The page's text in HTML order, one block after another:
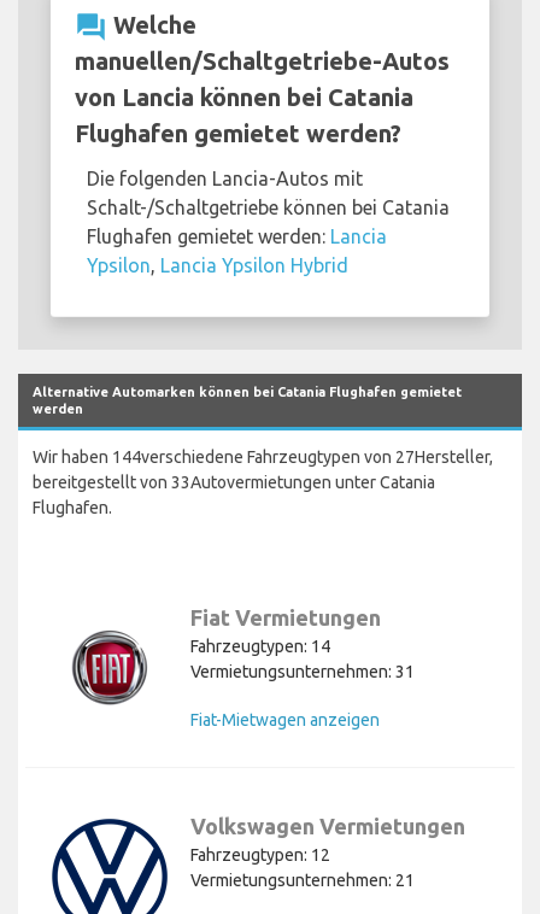
question_answer Welche
manuellen/Schaltgetriebe-Autos
von Lancia können bei Catania
Flughafen gemietet werden?
Die folgenden Lancia-Autos mit
Schalt-/Schaltgetriebe können bei Catania
Flughafen gemietet werden: Lancia
Ypsilon, Lancia Ypsilon Hybrid
Alternative Automarken können bei Catania Flughafen gemietet
werden
Wir haben 144verschiedene Fahrzeugtypen von 27Hersteller,
bereitgestellt von 33Autovermietungen unter Catania
Flughafen.
Fiat Vermietungen
Fahrzeugtypen: 14
Vermietungsunternehmen: 31
Fiat-Mietwagen anzeigen
Volkswagen Vermietungen
Fahrzeugtypen: 12
Vermietungsunternehmen: 21